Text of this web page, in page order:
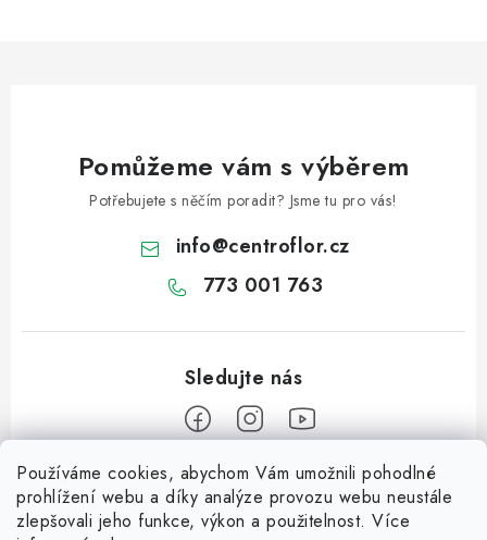
Používáme cookies, abychom Vám umožnili pohodlné
prohlížení webu a díky analýze provozu webu neustále
zlepšovali jeho funkce, výkon a použitelnost. Více
Pomůžeme vám s výběrem
Potřebujete s něčím poradit? Jsme tu pro vás!
info@centroflor.cz
773 001 763
Informace pro vás